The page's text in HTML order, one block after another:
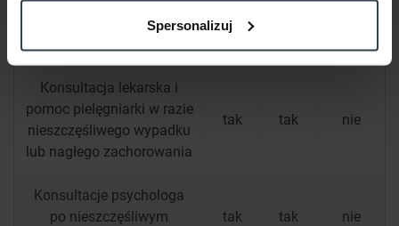
Spersonalizuj
lub usunięcie gniazd
tak
Konsultacja lekarska i
pomoc pielęgniarki w razie
nieszczęśliwego wypadku
lub nagłego zachorowania
tak tak nie
Konsultacje psychologa
po nieszczęśliwym
tak tak nie